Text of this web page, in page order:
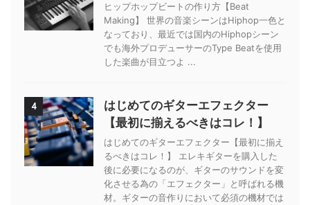
ヒップホップビートの作り方【Beat
Making】 世界の音楽シーンはHiphop一色と
なっており、最近では国内のHiphopシーン
でも海外プロデューサーのType Beatを使用
した楽曲が目立つよ ...
4
はじめてのギターエフェクター
【最初に揃えるべきはコレ！】
はじめてのギターエフェクター【最初に揃え
るべきはコレ！】 エレキギターを購入した
後に必要になるのが、ギターのサウンドを変
化させる為の「エフェクター」と呼ばれる機
材。ギターの音作りにおいて必須の機材では